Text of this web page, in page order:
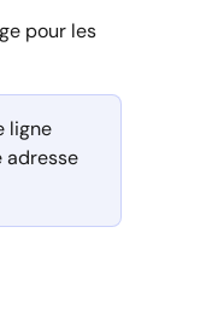
pour les
ligne
adresse